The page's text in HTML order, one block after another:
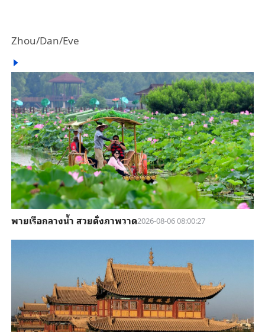
Zhou/Dan/Eve
พายเรือกลางน้ำ สวยดั่งภาพวาด2026-08-06 08:00:27